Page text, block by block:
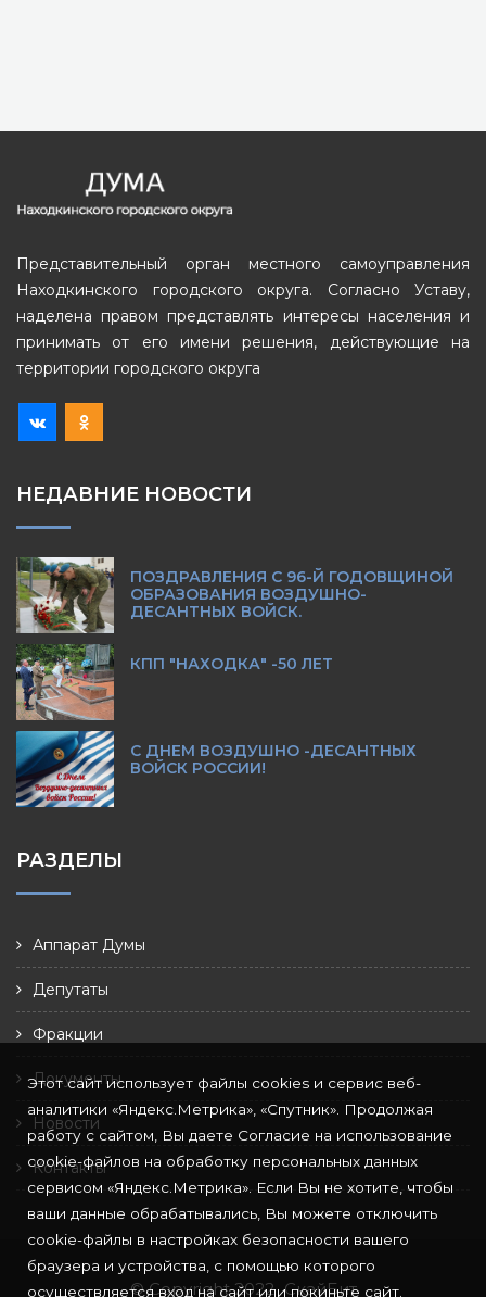
Представительный орган местного самоуправления
Находкинского городского округа. Согласно Уставу,
наделена правом представлять интересы населения и
принимать от его имени решения, действующие на
территории городского округа
НЕДАВНИЕ НОВОСТИ
ПОЗДРАВЛЕНИЯ С 96-Й ГОДОВЩИНОЙ
ОБРАЗОВАНИЯ ВОЗДУШНО-
ДЕСАНТНЫХ ВОЙСК.
КПП "НАХОДКА" -50 ЛЕТ
С ДНЕМ ВОЗДУШНО -ДЕСАНТНЫХ
ВОЙСК РОССИИ!
РАЗДЕЛЫ
Аппарат Думы
Депутаты
Фракции
Документы
Новости
Контакты
© Copyright 2022 СкайБит
Этот сайт использует файлы cookies и сервис веб-
аналитики «Яндекс.Метрика», «Спутник». Продолжая
работу с сайтом, Вы даете Согласие на использование
cookie-файлов на обработку персональных данных
сервисом «Яндекс.Метрика». Если Вы не хотите, чтобы
ваши данные обрабатывались, Вы можете отключить
cookie-файлы в настройках безопасности вашего
браузера и устройства, с помощью которого
осуществляется вход на сайт или покиньте сайт.